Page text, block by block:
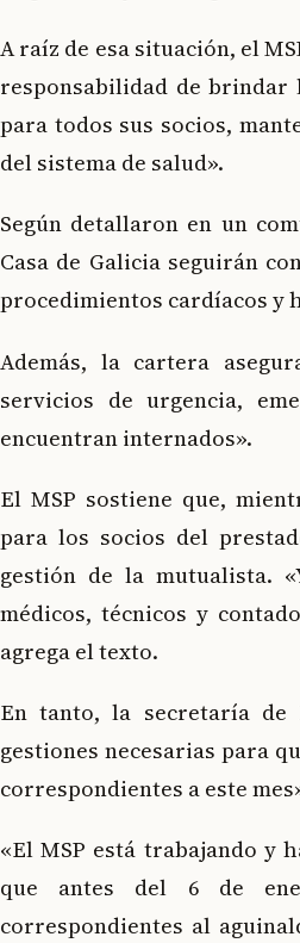
A raíz de esa situación, el
responsabilidad de brindar
para todos sus socios,
del sistema de salud».
Según detallaron en un
Casa de Galicia seguirán
procedimientos cardíacos y
Además, la cartera
servicios de urgencia,
encuentran internados».
El MSP sostiene que,
para los socios del
gestión de la mutualista.
médicos, técnicos y
agrega el texto.
En tanto, la secretaría de
gestiones necesarias para
correspondientes a este
«El MSP está trabajando y
que antes del 6 de
correspondientes al